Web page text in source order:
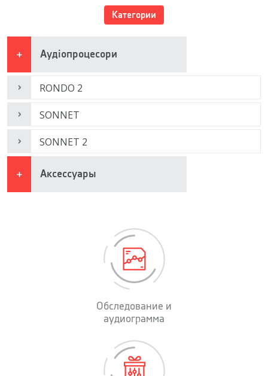
302 07 75Категории
Аудіопроцесори
RONDO 2
SONNET
SONNET 2
Аксессуары
Обследование и
аудиограмма